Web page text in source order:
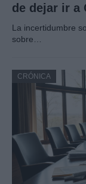
de dejar ir a
La incertidumbre
sobre…
CRÓNICA